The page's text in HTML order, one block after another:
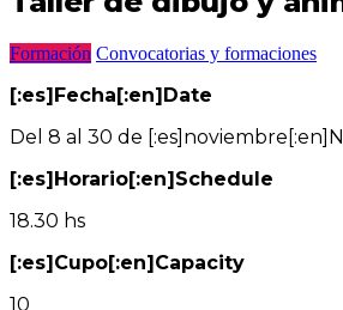
Formación Convocatorias y formaciones
[:es]Fecha[:en]Date
Del 8 al 30 de
[:es]Horario[:en]Schedule
18.30 hs
[:es]Cupo[:en]Capacity
10